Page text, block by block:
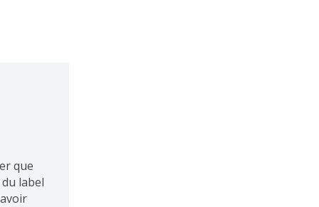
que
label